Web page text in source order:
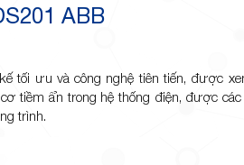
ABB
tối ưu và công nghệ tiên tiến, được
tiềm ẩn trong hệ thống điện, được
trình.